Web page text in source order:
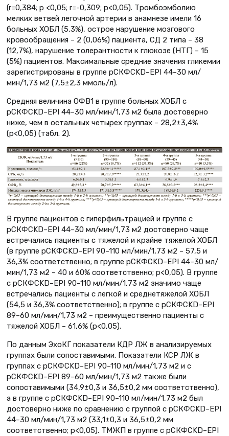
(r=0,384; p <0,05; r=-0,309; p<0,05). Тромбоэмболию
мелких ветвей легочной артерии в анамнезе имели 16
больных ХОБЛ (5,3%), острое нарушение мозгового
кровообращения – 2 (0,06%) пациента, СД 2 типа – 38
(12,7%), нарушение толерантности к глюкозе (НТГ) – 15
(5%) пациентов. Максимальные средние значения гликемии
зарегистрированы в группе рСКФCKD–EPI 44–30 мл/
мин/1,73 м2 (7,5±2,3 ммоль/л).
Средняя величина ОФВ1 в группе больных ХОБЛ с
рСКФCKD–EPI 44–30 мл/мин/1,73 м2 была достоверно
ниже, чем в остальных четырех группах – 28,2±3,4%
(p<0,05) (табл. 2).
В группе пациентов с гиперфильтрацией и группе с
рСКФCKD–EPI 44–30 мл/мин/1,73 м2 достоверно чаще
встречались пациенты с тяжелой и крайне тяжелой ХОБЛ
(в группе рСКФCKD–EPI 90–110 мл/мин/1,73 м2 – 57,5 и
36,3% соответственно; в группе рСКФCKD–EPI 44–30 мл/
мин/1,73 м2 – 40 и 60% соответственно; p<0,05). В группе
с рСКФCKD–EPI 90–110 мл/мин/1,73 м2 значимо чаще
встречались пациенты с легкой и среднетяжелой ХОБЛ
(54,5 и 36,3% соответственно); в группе с рСКФCKD–EPI
89–60 мл/мин/1,73 м2 – преимущественно пациенты с
тяжелой ХОБЛ – 61,6% (p<0,05).
По данным ЭхоКГ показатели КДР ЛЖ в анализируемых
группах были сопоставимыми. Показатели КСР ЛЖ в
группах с рСКФCKD–EPI 90–110 мл/мин/1,73 м2 и с
рСКФCKD–EPI 89–60 мл/мин/1,73 м2 также были
сопоставимыми (34,9±0,3 и 36,5±0,2 мм соответственно),
а в группе с рСКФCKD–EPI 90–110 мл/мин/1,73 м2 был
достоверно ниже по сравнению с группой с рСКФCKD–EPI
44–30 мл/мин/1,73 м2 (33,1±0,3 и 36,5±0,2 мм
соответственно; p<0,05). ТМЖП в группе с рСКФCKD–EPI